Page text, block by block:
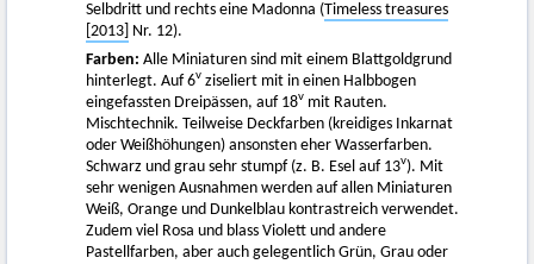
Selbdritt und rechts eine Madonna (Timeless treasures
[2013] Nr. 12).
Farben: Alle Miniaturen sind mit einem Blattgoldgrund
hinterlegt. Auf 6v ziseliert mit in einen Halbbogen
eingefassten Dreipässen, auf 18v mit Rauten.
Mischtechnik. Teilweise Deckfarben (kreidiges Inkarnat
oder Weißhöhungen) ansonsten eher Wasserfarben.
Schwarz und grau sehr stumpf (z. B. Esel auf 13v). Mit
sehr wenigen Ausnahmen werden auf allen Miniaturen
Weiß, Orange und Dunkelblau kontrastreich verwendet.
Zudem viel Rosa und blass Violett und andere
Pastellfarben, aber auch gelegentlich Grün, Grau oder